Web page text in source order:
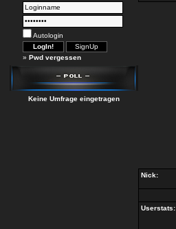
Autologin
» Pwd vergessen
Keine Umfrage eingetragen
Nick:
Userstats: